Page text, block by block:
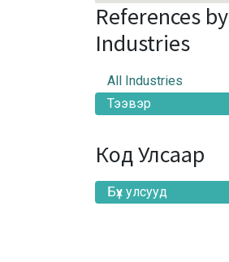
References by
Industries
All Industries
Тээвэр
Код Улсаар
Бүх улсууд